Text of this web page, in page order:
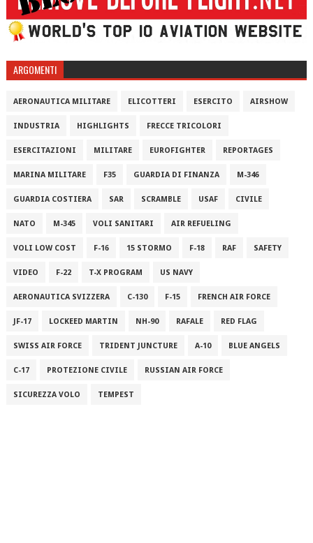
ARGOMENTI
AERONAUTICA MILITARE ELICOTTERI ESERCITO AIRSHOW
INDUSTRIA HIGHLIGHTS FRECCE TRICOLORI
ESERCITAZIONI MILITARE EUROFIGHTER REPORTAGES
MARINA MILITARE F35 GUARDIA DI FINANZA M-346
GUARDIA COSTIERA SAR SCRAMBLE USAF CIVILE
NATO M-345 VOLI SANITARI AIR REFUELING
VOLI LOW COST F-16 15 STORMO F-18 RAF SAFETY
VIDEO F-22 T-X PROGRAM US NAVY
AERONAUTICA SVIZZERA C-130 F-15 FRENCH AIR FORCE
JF-17 LOCKEED MARTIN NH-90 RAFALE RED FLAG
SWISS AIR FORCE TRIDENT JUNCTURE A-10 BLUE ANGELS
C-17 PROTEZIONE CIVILE RUSSIAN AIR FORCE
SICUREZZA VOLO TEMPEST